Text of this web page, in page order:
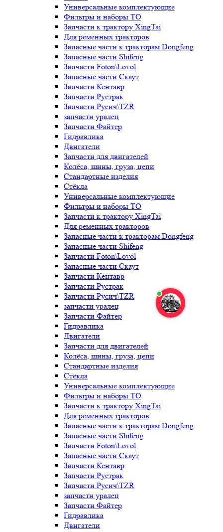
Универсальные комплектующие
Фильтры и наборы ТО
Запчасти к трактору XingTai
Для ременных тракторов
Запасные части к тракторам Dongfeng
Запасные части Shifeng
Запчасти Foton\Lovol
Запасные части Скаут
Запчасти Кентавр
Запчасти Рустрак
Запчасти Русич\TZR
запчасти уралец
Запчасти Файтер
Гидравлика
Двигатели
Запчасти для двигателей
Колёса, шины, груза, цепи
Стандартные изделия
Стёкла
Универсальные комплектующие
Фильтры и наборы ТО
Запчасти к трактору XingTai
Для ременных тракторов
Запасные части к тракторам Dongfeng
Запасные части Shifeng
Запчасти Foton\Lovol
Запасные части Скаут
Запчасти Кентавр
Запчасти Рустрак
Запчасти Русич\TZR
запчасти уралец
Запчасти Файтер
Гидравлика
Двигатели
Запчасти для двигателей
Колёса, шины, груза, цепи
Стандартные изделия
Стёкла
Универсальные комплектующие
Фильтры и наборы ТО
Запчасти к трактору XingTai
Для ременных тракторов
Запасные части к тракторам Dongfeng
Запасные части Shifeng
Запчасти Foton\Lovol
Запасные части Скаут
Запчасти Кентавр
Запчасти Рустрак
Запчасти Русич\TZR
запчасти уралец
Запчасти Файтер
Гидравлика
Двигатели